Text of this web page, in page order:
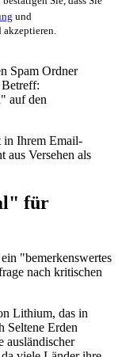
und
akzeptieren.
Spam Ordner
" auf den
in Ihrem Email-
aus Versehen als
für
"bemerkenswertes
nach kritischen
Lithium, das in
Seltene Erden
ausländischer